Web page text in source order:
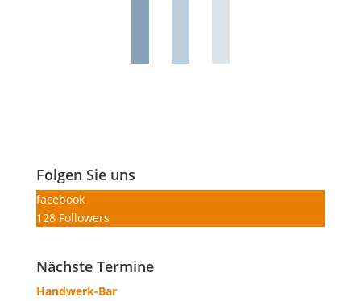
Folgen Sie uns
facebook
128 Followers
Nächste Termine
Handwerk-Bar